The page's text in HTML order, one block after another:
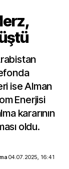
ise Alman
Enerjisi
kararının
oldu.
04.07.2025, 16:41